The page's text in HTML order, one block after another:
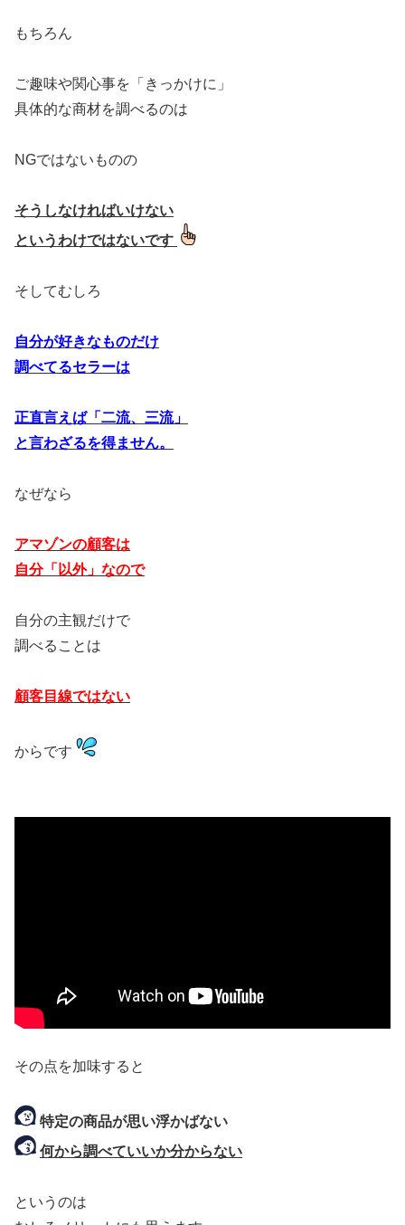
もちろん
ご趣味や関心事を「きっかけに」
具体的な商材を調べるのは
NGではないものの
そうしなければいけない
というわけではないです
そしてむしろ
自分が好きなものだけ
調べてるセラーは
正直言えば「二流、三流」
と言わざるを得ません。
なぜなら
アマゾンの顧客は
自分「以外」なので
自分の主観だけで
調べることは
顧客目線ではない
からです
その点を加味すると
特定の商品が思い浮かばない
何から調べていいか分からない
というのは